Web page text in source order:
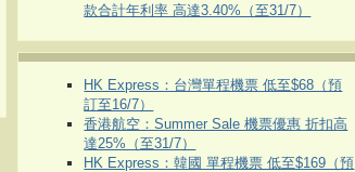
款合計年利率 高達3.40%（至31/7）
HK Express：台灣單程機票 低至$68（預
訂至16/7）
香港航空：Summer Sale 機票優惠 折扣高
達25%（至31/7）
HK Express：韓國 單程機票 低至$169（預